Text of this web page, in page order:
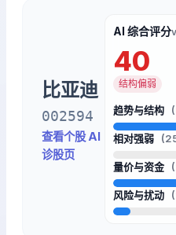
比亚迪
002594
查看个股 AI
诊股页
AI 综合评分
40
结构偏弱
趋势与结构
相对强弱
量价与资金
风险与扰动